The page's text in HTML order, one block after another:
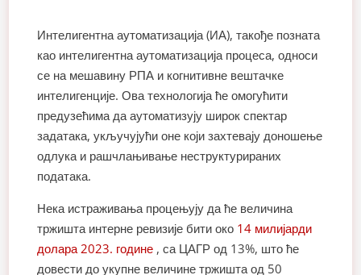
Интелигентна аутоматизација (ИА), такође позната
као интелигентна аутоматизација процеса, односи
се на мешавину РПА и когнитивне вештачке
интелигенције. Ова технологија ће омогућити
предузећима да аутоматизују широк спектар
задатака, укључујући оне који захтевају доношење
одлука и рашчлањивање неструктурираних
података.
Нека истраживања процењују да ће величина
тржишта интерне ревизије бити око 14 милијарди
долара 2023. године , са ЦАГР од 13%, што ће
довести до укупне величине тржишта од 50